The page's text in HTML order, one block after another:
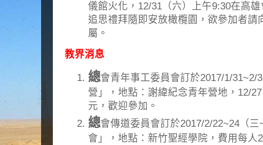
儀館火化，12/31（六）上午9:30在高
追思禮拜隨即安放橄欖園，欲參加者請
屬。
教界消息
總會青年事工委員會訂於2017/1/31~2/
營」，地點：謝緯紀念青年營地，12/
元，歡迎參加。
總會傳道委員會訂於2017/2/22~24（
會」，地點：新竹聖經學院，費用每人